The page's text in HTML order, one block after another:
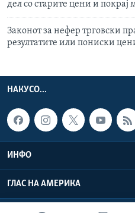
дел со старите цени и покрај
Законот за нефер трговски
резултатите или пониски
НАКУСО...
ИНФО
ГЛАС НА АМЕРИКА